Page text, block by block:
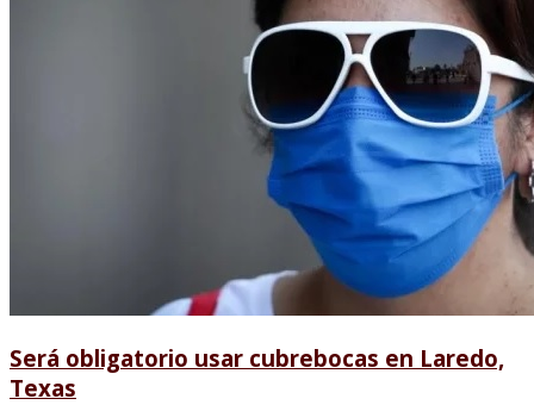
Será obligatorio usar cubrebocas en Laredo,
Texas